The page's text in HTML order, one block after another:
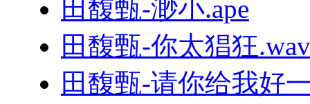
田馥甄-渺小.ape
田馥甄-你太猖狂.wav
田馥甄-请你给我好